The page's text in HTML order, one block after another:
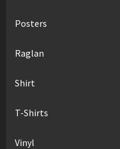
Posters
Raglan
Shirt
T-Shirts
Vinyl